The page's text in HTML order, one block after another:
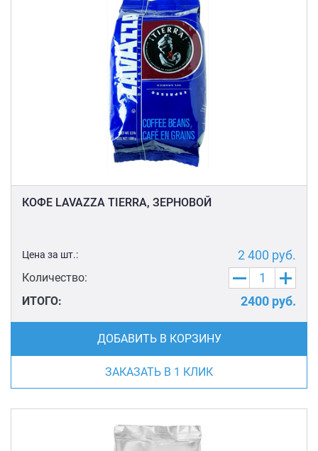
КОФЕ LAVAZZA TIERRA, ЗЕРНОВОЙ
Цена за шт.: 2 400 руб.
Количество:
ИТОГО:
2400 руб.
ДОБАВИТЬ В КОРЗИНУ
ЗАКАЗАТЬ В 1 КЛИК